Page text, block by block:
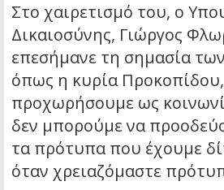
Στο χαιρετισμό του, ο
Δικαιοσύνης, Γιώργος
επεσήμανε τη σημασία
όπως η κυρία
προχωρήσουμε ως
δεν μπορούμε να
τα πρότυπα που έχουμε
όταν χρειαζόμαστε